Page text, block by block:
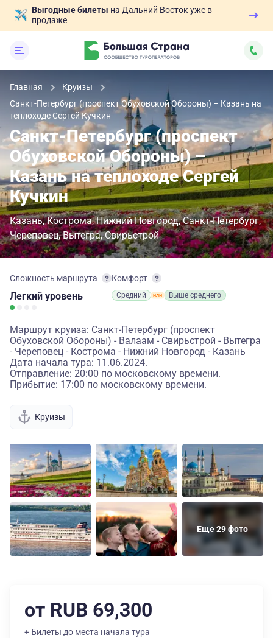
Выгодные билеты на Дальний Восток уже в
продаже
Главная
Круизы
Санкт-Петербург (проспект Обуховской Обороны) – Казань на
теплоходе Сергей Кучкин
Санкт-Петербург (проспект
Обуховской Обороны) –
Казань на теплоходе Сергей
Кучкин
Казань Кострома Нижний Новгород Санкт-Петербург
Череповец Вытегра Свирьстрой
Сложность маршрута
Легкий уровень
Комфорт
Средний Выше среднего
Маршрут круиза: Санкт-Петербург (проспект
Обуховской Обороны) - Валаам - Свирьстрой - Вытегра
- Череповец - Кострома - Нижний Новгород - Казань
Дата начала тура: 11.06.2024.
Отправление: 20:00 по московскому времени.
Прибытие: 17:00 по московскому времени.
Круизы
Еще 29 фото
от RUB 69,300
+ Билеты до места начала тура